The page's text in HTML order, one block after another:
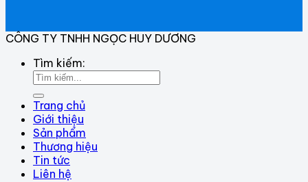
CÔNG TY TNHH NGỌC HUY DƯƠNG
Tìm kiếm:
Trang chủ
Giới thiệu
Sản phẩm
Thương hiệu
Tin tức
Liên hệ